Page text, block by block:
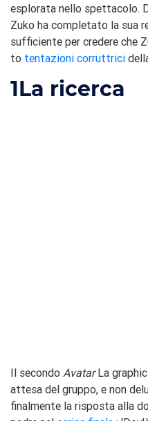
esplorata nello spettacolo.
Zuko ha completato la sua
sufficiente per credere che
to tentazioni corruttrici
1La ricerca
Il secondo AvatarLa
attesa del gruppo, e non
finalmente la risposta alla